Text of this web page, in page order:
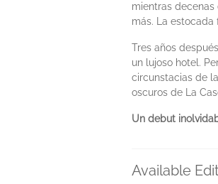
mientras
más. La
Tres años
un lujoso hotel.
circunstacias de
oscuros de La
Un debut
Available